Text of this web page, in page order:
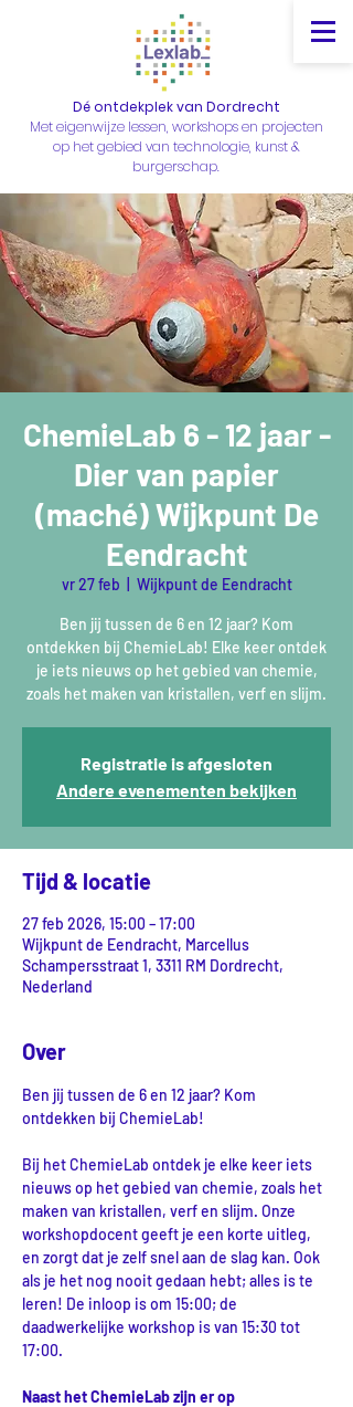
Dé ontdekplek van Dordrecht
Met eigenwijze lessen, workshops en projecten
op het gebied van technologie, kunst &
burgerschap.
ChemieLab 6 - 12 jaar -
Dier van papier
(maché) Wijkpunt De
Eendracht
vr 27 feb Wijkpunt de Eendracht
Ben jij tussen de 6 en 12 jaar? Kom
ontdekken bij ChemieLab! Elke keer ontdek
je iets nieuws op het gebied van chemie,
zoals het maken van kristallen, verf en slijm.
Registratie is afgesloten
Andere evenementen bekijken
Tijd & locatie
27 feb 2026, 15:00 – 17:00
Wijkpunt de Eendracht, Marcellus
Schampersstraat 1, 3311 RM Dordrecht,
Nederland
Over
Ben jij tussen de 6 en 12 jaar? Kom
ontdekken bij ChemieLab!
Bij het ChemieLab ontdek je elke keer iets
nieuws op het gebied van chemie, zoals het
maken van kristallen, verf en slijm. Onze
workshopdocent geeft je een korte uitleg,
en zorgt dat je zelf snel aan de slag kan. Ook
als je het nog nooit gedaan hebt; alles is te
leren! De inloop is om 15:00; de
daadwerkelijke workshop is van 15:30 tot
17:00.
Naast het ChemieLab zijn er op